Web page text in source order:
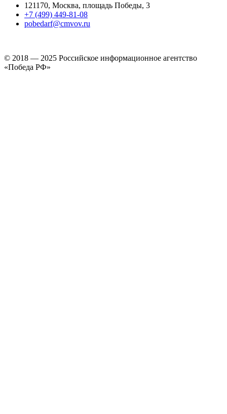
121170, Москва, площадь Победы, 3
+7 (499) 449-81-08
pobedarf@cmvov.ru
© 2018 — 2025 Российское информационное агентство
«Победа РФ»